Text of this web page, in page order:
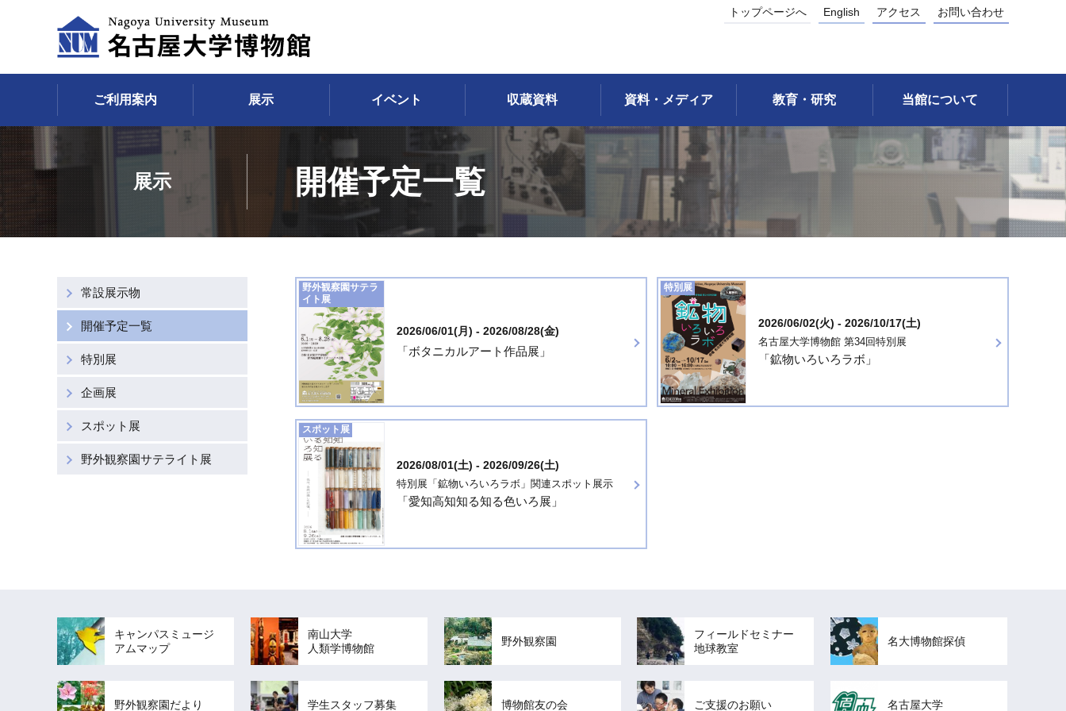
トップページへ English アクセス お問い合わせ
ご利用案内
博物館への寄贈
展示 イベント 収蔵資料 資料・メディア 教育・研究 当館について
展示 開催予定一覧
野外観察園サテラ
イト展
2026/06/01(月) - 2026/08/28(金)
「ボタニカルアート作品展」
特別展
2026/06/02(火) - 2026/10/17(土)
名古屋大学博物館 第34回特別展
「鉱物いろいろラボ」
スポット展
2026/08/01(土) - 2026/09/26(土)
特別展「鉱物いろいろラボ」関連スポット展示
「愛知高知知る知る色いろ展」
常設展示物
開催予定一覧
特別展
企画展
スポット展
野外観察園サテライト展
キャンパスミュージ
アムマップ
南山大学
人類学博物館
野外観察園
フィールドセミナー
地球教室
名大博物館探偵
野外観察園だより 学生スタッフ募集 博物館友の会 ご支援のお願い 名古屋大学